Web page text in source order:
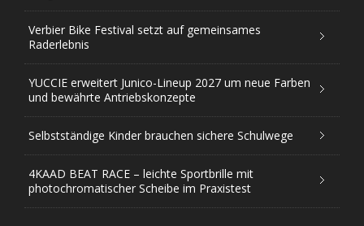
Verbier Bike Festival setzt auf gemeinsames
Raderlebnis
YUCCIE erweitert Junico-Lineup 2027 um neue Farben
und bewährte Antriebskonzepte
Selbstständige Kinder brauchen sichere Schulwege
4KAAD BEAT RACE – leichte Sportbrille mit
photochromatischer Scheibe im Praxistest